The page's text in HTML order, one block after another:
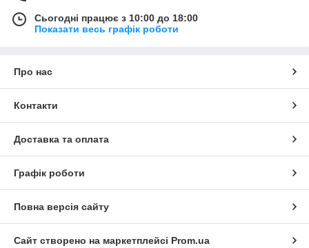
Сьогодні працює з 10:00 до 18:00
Показати весь графік роботи
Про нас
Контакти
Доставка та оплата
Графік роботи
Повна версія сайту
Сайт створено на маркетплейсі Prom.ua